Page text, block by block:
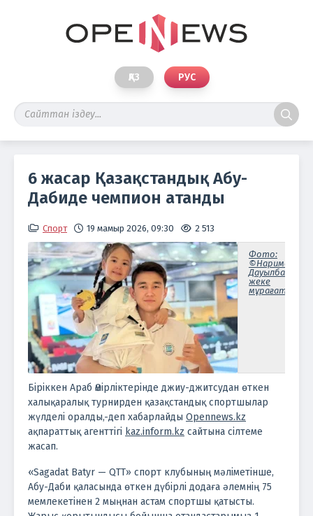
ҚАЗ РУС
6 жасар Қазақстандық Абу-
Дабиде чемпион атанды
Спорт 19 мамыр 2026, 09:30 2 513
Фото:
©Нариман
Дауылбаевтың
жеке
мұрағатынан
Біріккен Араб Әмірліктерінде джиу-джитсудан өткен
халықаралық турнирден қазақстандық спортшылар
жүлделі оралды,-деп хабарлайды Opennews.kz
ақпараттық агенттігі kaz.inform.kz сайтына сілтеме
жасап.
«Sagadat Batyr — QTT» спорт клубының мәліметінше,
Абу-Даби қаласында өткен дүбірлі додаға әлемнің 75
мемлекетінен 2 мыңнан астам спортшы қатысты.